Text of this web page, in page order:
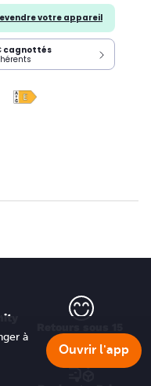
votre appareil
cagnottés
à
Ouvrir l'app